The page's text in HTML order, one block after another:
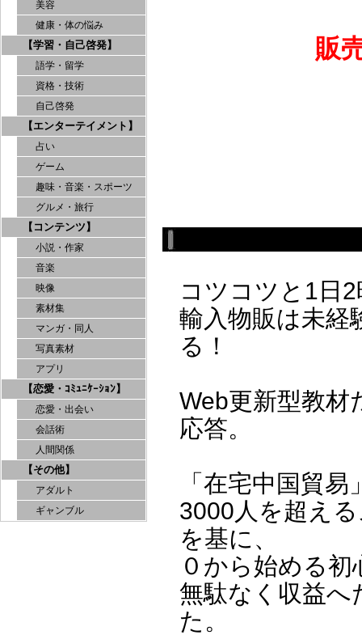
美容
健康・体の悩み
【学習・自己啓発】
語学・留学
資格・技術
自己啓発
【エンターテイメント】
占い
ゲーム
趣味・音楽・スポーツ
グルメ・旅行
【コンテンツ】
小説・作家
音楽
映像
素材集
マンガ・同人
写真素材
アプリ
【恋愛・ｺﾐｭﾆｹｰｼｮﾝ】
恋愛・出会い
会話術
人間関係
【その他】
アダルト
ギャンブル
販
コツコツと1日
輸入物販は未経
る！
Web更新型教材
応答。
「在宅中国貿
3000人を超え
を基に、
０から始める
無駄なく収益へ
た。